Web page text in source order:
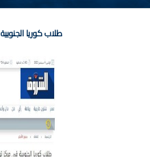
طلاب كوريا